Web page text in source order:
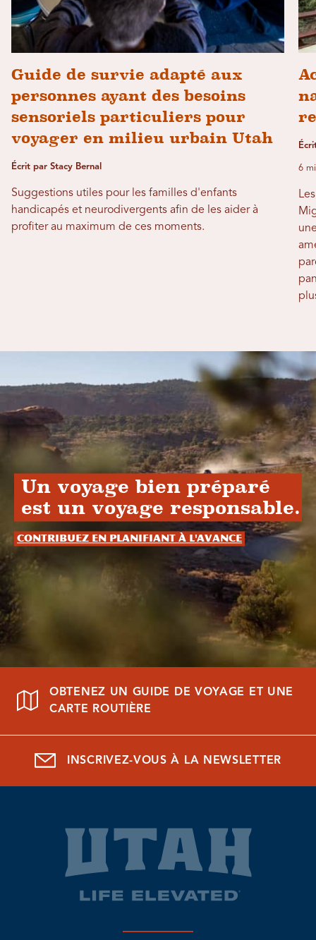
Guide de survie adapté aux
personnes ayant des besoins
sensoriels particuliers pour
voyager en milieu urbain Utah
Écrit par Stacy Bernal
Suggestions utiles pour les familles d'enfants
handicapés et neurodivergents afin de les aider à
profiter au maximum de ces moments.
6
Un voyage bien préparé
est un voyage responsable.
Contribuez en planifiant à l'avance
OBTENEZ UN GUIDE DE VOYAGE ET UNE
CARTE ROUTIÈRE
INSCRIVEZ-VOUS À LA NEWSLETTER